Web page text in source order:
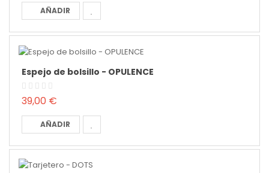
AÑADIR
Espejo de bolsillo - OPULENCE
39,00 €
AÑADIR